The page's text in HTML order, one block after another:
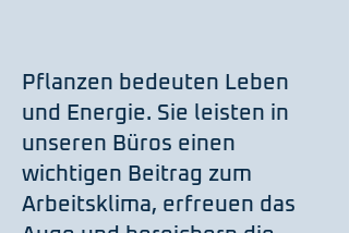
Pflanzen bedeuten Leben
und Energie. Sie leisten in
unseren Büros einen
wichtigen Beitrag zum
Arbeitsklima, erfreuen das